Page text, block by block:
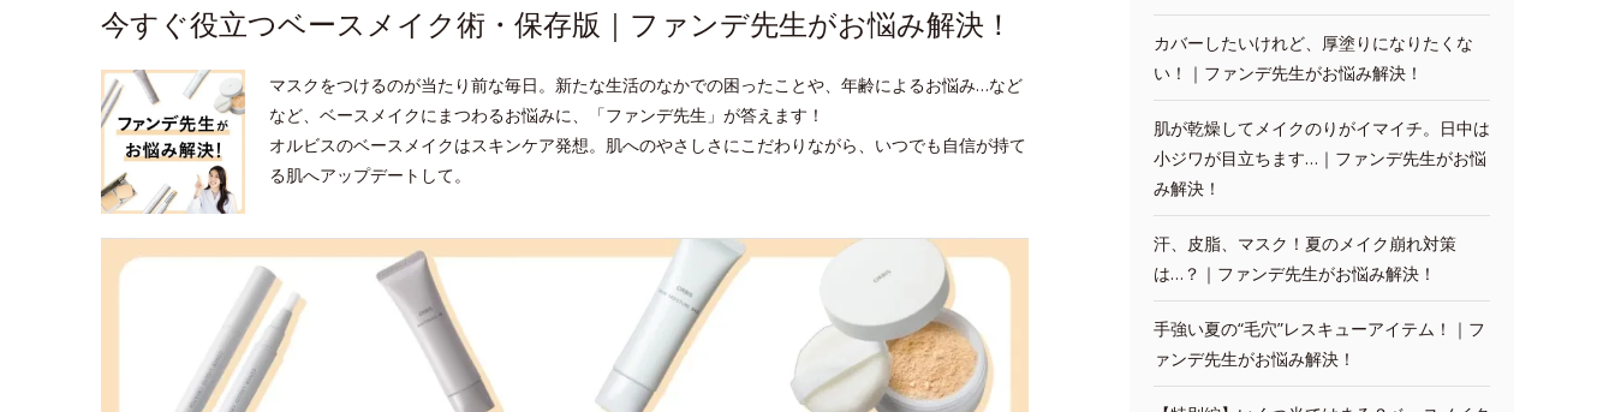
今すぐ役立つベースメイク術・保存版｜ファンデ先生がお悩み解決！
マスクをつけるのが当たり前な毎日。新たな生活のなかでの困ったことや、年齢によるお悩み…など
など、ベースメイクにまつわるお悩みに、「ファンデ先生」が答えます！
オルビスのベースメイクはスキンケア発想。肌へのやさしさにこだわりながら、いつでも自信が持て
る肌へアップデートして。
カバーしたいけれど、厚塗りになりたくな
い！｜ファンデ先生がお悩み解決！
肌が乾燥してメイクのりがイマイチ。日中は
小ジワが目立ちます…｜ファンデ先生がお悩
み解決！
汗、皮脂、マスク！夏のメイク崩れ対策
は…？｜ファンデ先生がお悩み解決！
手強い夏の“毛穴”レスキューアイテム！｜フ
ァンデ先生がお悩み解決！